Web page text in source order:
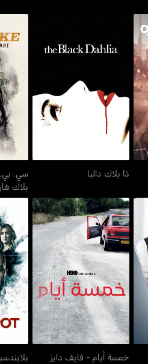
ذا بلاك داليا
ذا بلاك داليا
سي.
سي. بي.
بلاك
خمسة أيام - فايف دايز
خمسة أيام - فايف دايز